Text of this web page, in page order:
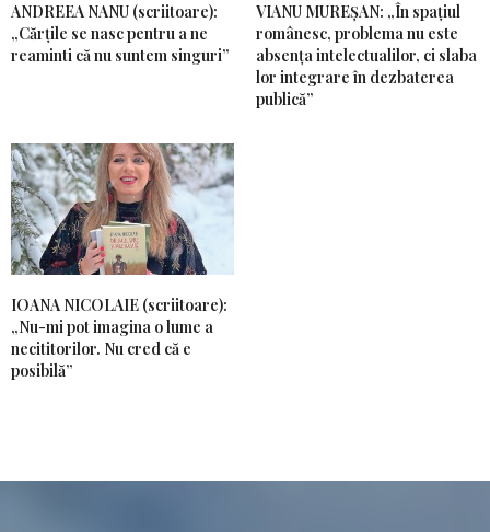
ANDREEA NANU (scriitoare):
„Cărțile se nasc pentru a ne
reaminti că nu suntem singuri”
VIANU MUREȘAN: „În spațiul
românesc, problema nu este
absența intelectualilor, ci slaba
lor integrare în dezbaterea
publică”
IOANA NICOLAIE (scriitoare):
„Nu-mi pot imagina o lume a
necititorilor. Nu cred că e
posibilă”